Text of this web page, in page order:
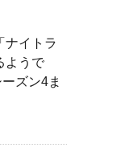
ナイトラ
ようで
ズン4ま